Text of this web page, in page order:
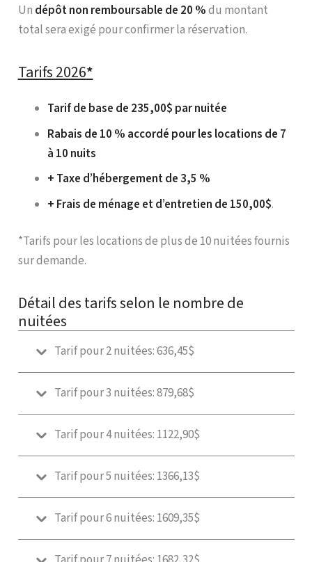
Un dépôt non remboursable de 20 %du montant
total sera exigé pour confirmer la réservation.
Tarifs 2026*
Tarif de base de 235,00$ par nuitée
Rabais de 10 % accordé pour les locations de 7
à 10 nuits
+ Taxe d’hébergement de 3,5 %
+ Frais de ménage et d’entretien de 150,00$.
*Tarifs pour les locations de plus de 10 nuitées fournis
sur demande.
Détail des tarifs selon le nombre de
nuitées
Tarif pour 2 nuitées: 636,45$
Tarif pour 3 nuitées: 879,68$
Tarif pour 4 nuitées: 1122,90$
Tarif pour 5 nuitées: 1366,13$
Tarif pour 6 nuitées: 1609,35$